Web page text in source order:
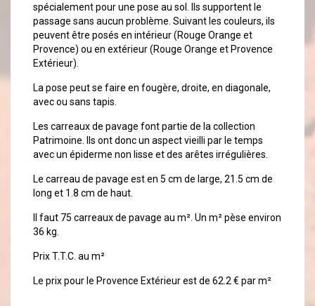
spécialement pour une pose au sol. Ils supportent le
passage sans aucun problème. Suivant les couleurs, ils
peuvent être posés en intérieur (Rouge Orange et
Provence) ou en extérieur (Rouge Orange et Provence
Extérieur).
La pose peut se faire en fougère, droite, en diagonale,
avec ou sans tapis.
Les carreaux de pavage font partie de la collection
Patrimoine. Ils ont donc un aspect vieilli par le temps
avec un épiderme non lisse et des arêtes irrégulières.
Le carreau de pavage est en 5 cm de large, 21.5 cm de
long et 1.8 cm de haut.
Il faut 75 carreaux de pavage au m². Un m² pèse environ
36 kg.
Prix T.T.C. au m²
Le prix pour le Provence Extérieur est de 62.2 € par m²